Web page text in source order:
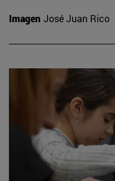
Imagen José Juan Rico